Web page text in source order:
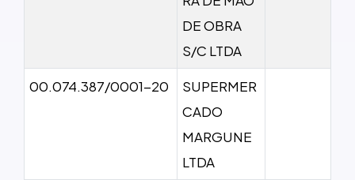
DE OBRA
S/C LTDA
00.074.387/0001-20
SUPERMER
CADO
MARGUNE
LTDA